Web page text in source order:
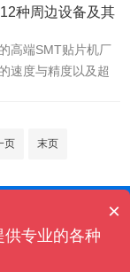
种周边设备及其
高端SMT贴片机厂
速度与精度以及超
页 末页
号
衡机电
×
专业的各种